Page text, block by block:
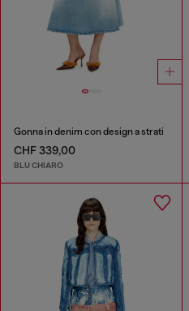
Gonna in denim con design a strati
CHF 339,00
BLU CHIARO